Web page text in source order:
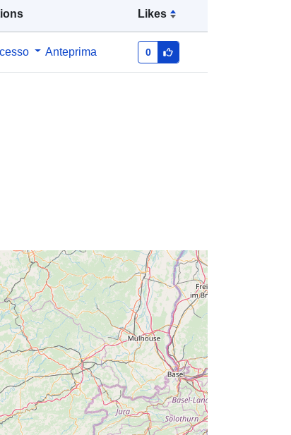
Likes
Anteprima 0
48.03137207 ], [ 4.06519604,
48.03137207 ], [ 4.06519604,
46.90095139 ], [ 5.51853752,
http://data.europa.eu/88u/dataset/fr-
120066022-srv-b755eb58-66f2-
437e-8c9d-a537da38c503
Risorsa:
http://inspire.ec.europa.eu/metadata-
codelist/SpatialDataServiceType/vie
w